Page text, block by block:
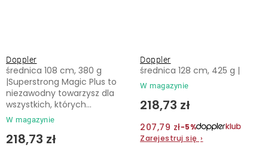
Doppler
W magazynie
218,73 zł
średnica 108 cm, 380 g
|Superstrong Magic Plus to
niezawodny towarzysz dla
wszystkich, których...
Doppler
W magazynie
218,73 zł
207,79 zł−5%
Zarejestruj się ›
średnica 128 cm, 425 g |